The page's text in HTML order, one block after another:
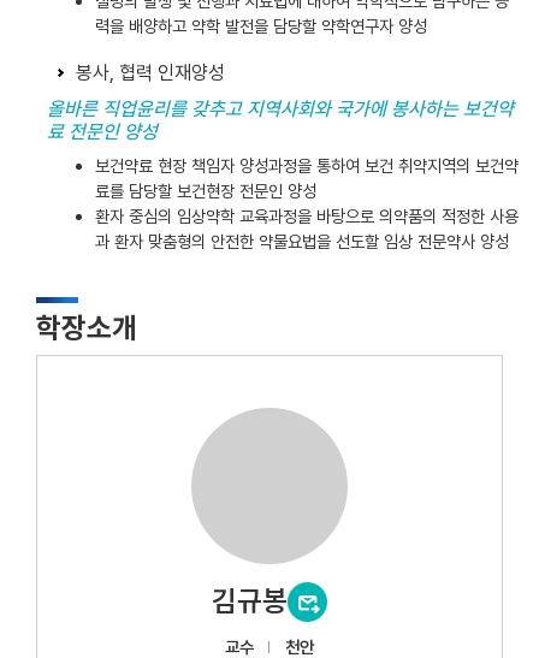
력을 배양하고 약학 발전을 담당할 약학연구자 양성
봉사, 협력 인재양성
올바른 직업윤리를 갖추고 지역사회와 국가에 봉사하는 보건약
료 전문인 양성
보건약료 현장 책임자 양성과정을 통하여 보건 취약지역의 보건약
료를 담당할 보건현장 전문인 양성
환자 중심의 임상약학 교육과정을 바탕으로 의약품의 적정한 사용
과 환자 맞춤형의 안전한 약물요법을 선도할 임상 전문약사 양성
학장소개
김규봉
교수
천안